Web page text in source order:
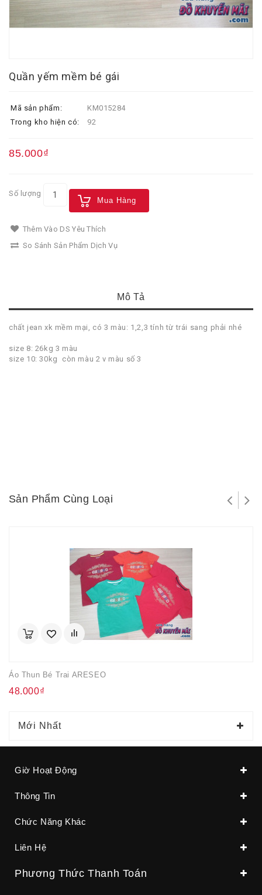
Quần yếm mềm bé gái
Mã sản phẩm:
KM015284
Trong kho hiện có:
92
85.000₫
Số lượng
Mua Hàng
Thêm Vào DS Yêu Thích
So Sánh Sản Phẩm Dịch Vụ
Mô Tả
chất jean xk mềm mại, có 3 màu: 1,2,3 tính từ trái sang phải nhé
size 8: 26kg 3 màu
size 10: 30kg còn màu 2 v màu số 3
Sản Phẩm Cùng Loại
Áo Thun Bé Trai ARESEO
48.000₫
Mới Nhất
Giờ Hoạt Động
Thông Tin
Chức Năng Khác
Liên Hệ
Phương Thức Thanh Toán